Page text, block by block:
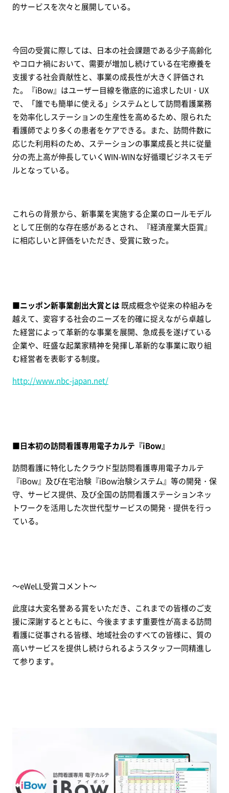
的サービスを次々と展開している。
今回の受賞に際しては、日本の社会課題である少子高齢化
やコロナ禍において、需要が増加し続けている在宅療養を
支援する社会貢献性と、事業の成長性が大きく評価され
た。『iBow』はユーザー目線を徹底的に追求したUI・UX
で、「誰でも簡単に使える」システムとして訪問看護業務
を効率化しステーションの生産性を高めるため、限られた
看護師でより多くの患者をケアできる。また、訪問件数に
応じた利用料のため、ステーションの事業成長と共に従量
分の売上高が伸長していくWIN-WINな好循環ビジネスモデ
ルとなっている。
これらの背景から、新事業を実施する企業のロールモデル
として圧倒的な存在感があるとされ、『経済産業大臣賞』
に相応しいと評価をいただき、受賞に致った。
■ニッポン新事業創出大賞とは既成概念や従来の枠組みを
越えて、変容する社会のニーズを的確に捉えながら卓越し
た経営によって革新的な事業を展開、急成長を遂げている
企業や、旺盛な起業家精神を発揮し革新的な事業に取り組
む経営者を表彰する制度。
http://www.nbc-japan.net/
■日本初の訪問看護専用電子カルテ『iBow』
訪問看護に特化したクラウド型訪問看護専用電子カルテ
『iBow』及び在宅治験『iBow治験システム』等の開発・保
守、サービス提供、及び全国の訪問看護ステーションネッ
トワークを活用した次世代型サービスの開発・提供を行っ
ている。
～eWeLL受賞コメント～
此度は大変名誉ある賞をいただき、これまでの皆様のご支
援に深謝するとともに、今後ますます重要性が高まる訪問
看護に従事される皆様、地域社会のすべての皆様に、質の
高いサービスを提供し続けられるようスタッフ一同精進し
て参ります。